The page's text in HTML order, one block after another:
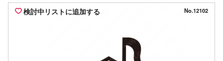
検討中リストに追加する No.12102